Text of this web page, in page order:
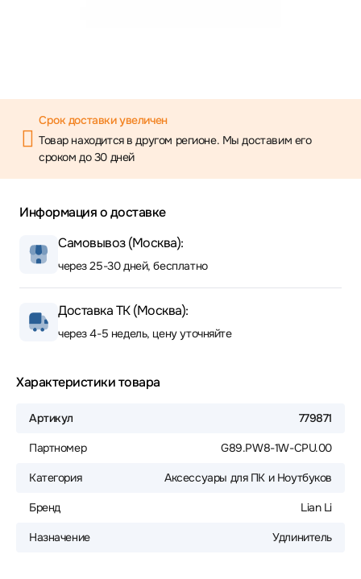
Срок доставки увеличен
Товар находится в другом регионе. Мы доставим его
сроком до 30 дней
Информация о доставке
Самовывоз (Москва):
через 25-30 дней, бесплатно
Доставка ТК (Москва):
через 4-5 недель, цену уточняйте
Характеристики товара
Артикул 779871
Партномер G89.PW8-1W-CPU.00
Категория Аксессуары для ПК и Ноутбуков
Бренд Lian Li
Назначение Удлинитель